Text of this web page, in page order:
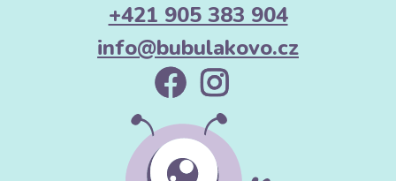
+421 905 383 904
info@bubulakovo.cz